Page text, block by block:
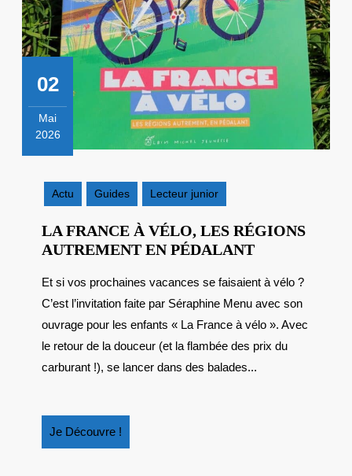
02
Mai
2026
2026
Actu
Guides Lecteur junior
LA FRANCE À VÉLO, LES RÉGIONS
AUTREMENT EN PÉDALANTLA
À
VÉLO,
LES
RÉGIONS
Et si vos prochaines vacances se faisaient à vélo ?
C’est l’invitation faite par Séraphine Menu avec son
ouvrage pour les enfants « La France à vélo ». Avec
le retour de la douceur (et la flambée des prix du
carburant !), se lancer dans des balades...
Je Découvre !
Découvre